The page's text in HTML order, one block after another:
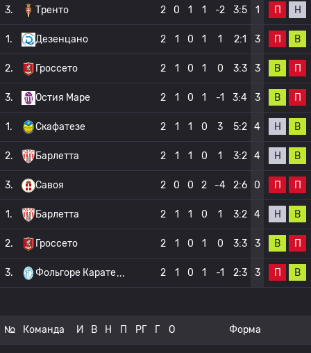
3. Тренто 2 0 1 1 -2 3:5 1 П Н
1. Дезенцано 2 1 0 1 1 2:1 3 П В
2. Гроссето 2 1 0 1 0 3:3 3 В П
3. Остия Маре 2 1 0 1 -1 3:4 3 В П
1. Скафатезе 2 1 1 0 3 5:2 4 Н В
2. Барлетта 2 1 1 0 1 3:2 4 Н В
3. Савоя 2 0 0 2 -4 2:6 0 П П
1. Барлетта 2 1 1 0 1 3:2 4 Н В
2. Гроссето 2 1 0 1 0 3:3 3 В П
3. Фольгоре Карате 2 1 0 1 -1 2:3 3 П В
№ Команда И В Н П РГ Г О Форма